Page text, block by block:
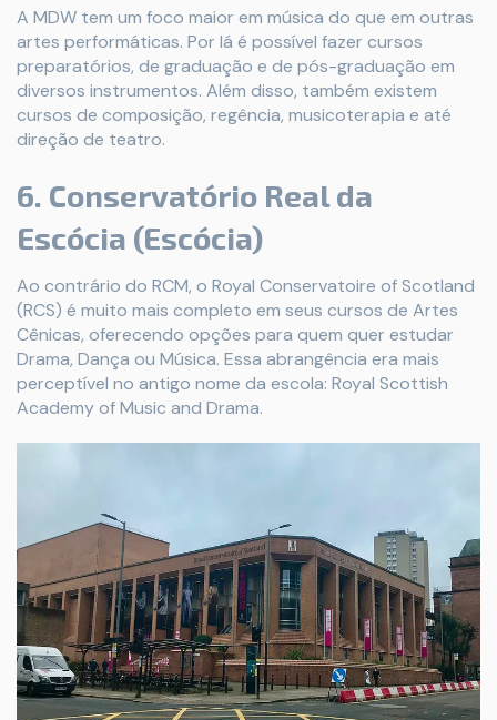
A MDW tem um foco maior em música do que em outras
artes performáticas. Por lá é possível fazer cursos
preparatórios, de graduação e de pós-graduação em
diversos instrumentos. Além disso, também existem
cursos de composição, regência, musicoterapia e até
direção de teatro.
6. Conservatório Real da
Escócia (Escócia)
Ao contrário do RCM, o Royal Conservatoire of Scotland
(RCS) é muito mais completo em seus cursos de Artes
Cênicas, oferecendo opções para quem quer estudar
Drama, Dança ou Música. Essa abrangência era mais
perceptível no antigo nome da escola: Royal Scottish
Academy of Music and Drama.